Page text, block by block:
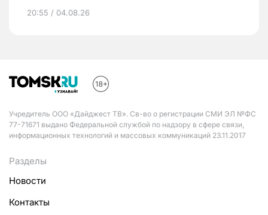
20:55 / 04.08.26
Учредитель ООО «Дайджест ТВ». Св-во о регистрации СМИ ЭЛ №ФС
77-71671 выдано Федеральной службой по надзору в сфере связи,
информационных технологий и массовых коммуникаций 23.11.2017
Разделы
Новости
Контакты